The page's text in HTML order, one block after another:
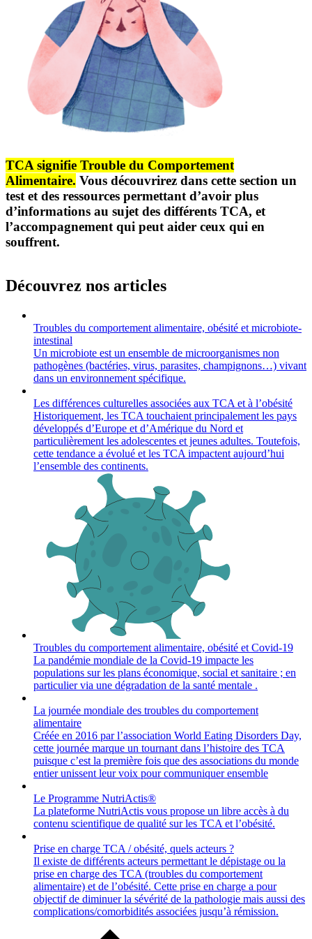
TCA signifie Trouble du Comportement
Alimentaire. Vous découvrirez dans cette section un
test et des ressources permettant d’avoir plus
d’informations au sujet des différents TCA, et
l’accompagnement qui peut aider ceux qui en
souffrent.
Découvrez nos articles
Troubles du comportement alimentaire, obésité et microbiote-
intestinal
Un microbiote est un ensemble de microorganismes non
pathogènes (bactéries, virus, parasites, champignons…) vivant
dans un environnement spécifique.
Les différences culturelles associées aux TCA et à l’obésité
Historiquement, les TCA touchaient principalement les pays
développés d’Europe et d’Amérique du Nord et
particulièrement les adolescentes et jeunes adultes. Toutefois,
cette tendance a évolué et les TCA impactent aujourd’hui
l’ensemble des continents.
Troubles du comportement alimentaire, obésité et Covid-19
La pandémie mondiale de la Covid-19 impacte les
populations sur les plans économique, social et sanitaire ; en
particulier via une dégradation de la santé mentale .
La journée mondiale des troubles du comportement
alimentaire
Créée en 2016 par l’association World Eating Disorders Day,
cette journée marque un tournant dans l’histoire des TCA
puisque c’est la première fois que des associations du monde
entier unissent leur voix pour communiquer ensemble
Le Programme NutriActis®
La plateforme NutriActis vous propose un libre accès à du
contenu scientifique de qualité sur les TCA et l’obésité.
Prise en charge TCA / obésité, quels acteurs ?
Il existe de différents acteurs permettant le dépistage ou la
prise en charge des TCA (troubles du comportement
alimentaire) et de l’obésité. Cette prise en charge a pour
objectif de diminuer la sévérité de la pathologie mais aussi des
complications/comorbidités associées jusqu’à rémission.